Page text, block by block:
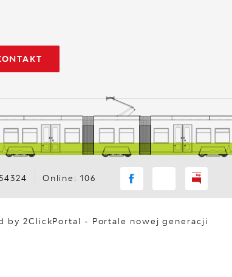
Online: 106
by2ClickPortal - Portale nowej generacji